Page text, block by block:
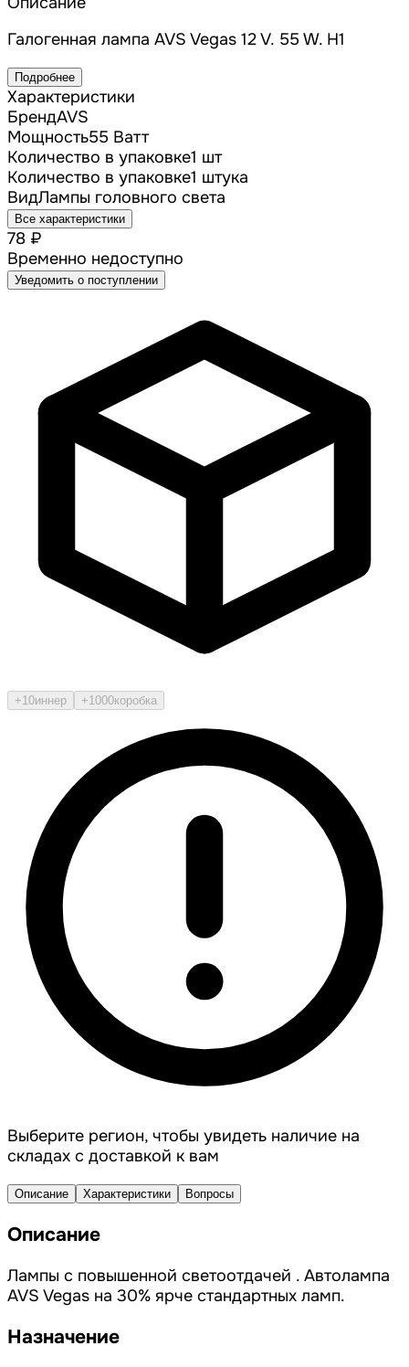
Галогенная лампа AVS Vegas 12 V. 55 W. H1
Подробнее
Характеристики
БрендAVS
Мощность55 Ватт
Количество в упаковке1 шт
Количество в упаковке1 штука
ВидЛампы головного света
Все характеристики
78 ₽
Временно недоступно
Уведомить о поступлении
+10иннер +1000коробка
Выберите регион, чтобы увидеть наличие на
складах с доставкой к вам
Описание Характеристики Вопросы
Описание
Лампы с повышенной светоотдачей . Автолампа
AVS Vegas на 30% ярче стандартных ламп.
Назначение